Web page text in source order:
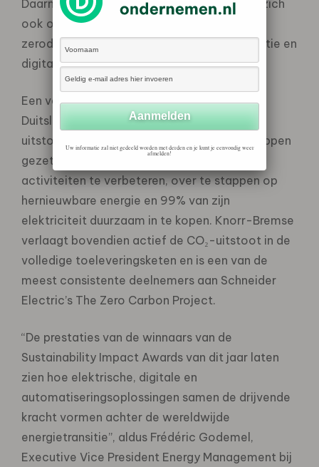
Daarnaast richtten de beoordelingscriteria zich
ook op bredere inspanningen om net-
zerodoelstellingen te behalen via elektrificatie en
digitalisering van hun bedrijfsvoering.
Een van de winnaars is Knorr-Bremse AG uit
Duitsland. Het bedrijf streeft naar net-zero
uitstoot in 2050 en heeft al aanzienlijke stappen
gezet door energie-efficiëntie van zijn
activiteiten te verbeteren, over te stappen op
hernieuwbare energie en 99% van zijn
elektriciteit duurzaam in te kopen. Knorr-Bremse
verlaagt bovendien actief de CO₂-uitstoot in de
volledige toeleveringsketen en is een van de
meest consistente deelnemers aan Schneider
Electric’s The Zero Carbon Project.
“De prestaties van de winnaars van de
Sustainability Impact Awards van dit jaar laten
zien hoe elektrische, digitale en
automatiseringsoplossingen samen de drijvende
kracht vormen achter de wereldwijde
energietransitie”, aldus Frédéric Godemel,
Executive Vice President Energy Management bij
Uw informatie zal niet gedeeld worden met derden en je kunt je eenvoudig weer
afmelden!